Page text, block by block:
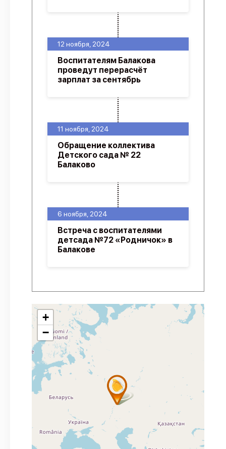
6 ноября, 2024
Встреча с воспитателями
детсада №72 «Родничок» в
Балакове
11 ноября, 2024
Обращение коллектива
Детского сада № 22
Балаково
12 ноября, 2024
Воспитателям Балакова
проведут перерасчёт
зарплат за сентябрь
+
−